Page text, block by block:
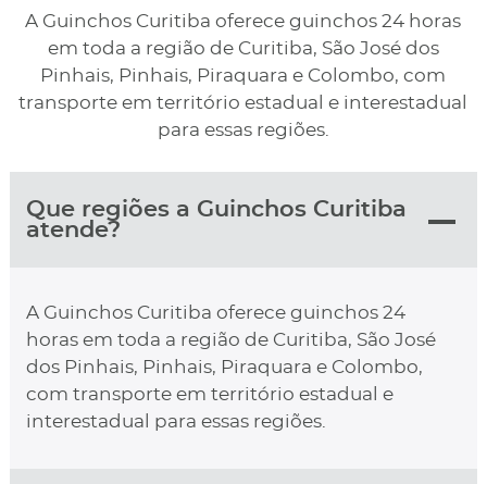
A Guinchos Curitiba oferece guinchos 24 horas
em toda a região de Curitiba, São José dos
Pinhais, Pinhais, Piraquara e Colombo, com
transporte em território estadual e interestadual
para essas regiões.
Que regiões a Guinchos Curitiba
atende?
A Guinchos Curitiba oferece guinchos 24
horas em toda a região de Curitiba, São José
dos Pinhais, Pinhais, Piraquara e Colombo,
com transporte em território estadual e
interestadual para essas regiões.